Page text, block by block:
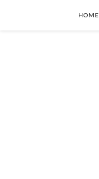
HOME